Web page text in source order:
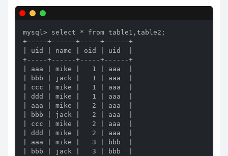
mysql> select * from table1,table2;
+-----+------+-----+------+
| uid | name | oid | uid  |
+-----+------+-----+------+
| aaa | mike |   1 | aaa  |
| bbb | jack |   1 | aaa  |
| ccc | mike |   1 | aaa  |
| ddd | mike |   1 | aaa  |
| aaa | mike |   2 | aaa  |
| bbb | jack |   2 | aaa  |
| ccc | mike |   2 | aaa  |
| ddd | mike |   2 | aaa  |
| aaa | mike |   3 | bbb  |
| bbb | jack |   3 | bbb  |